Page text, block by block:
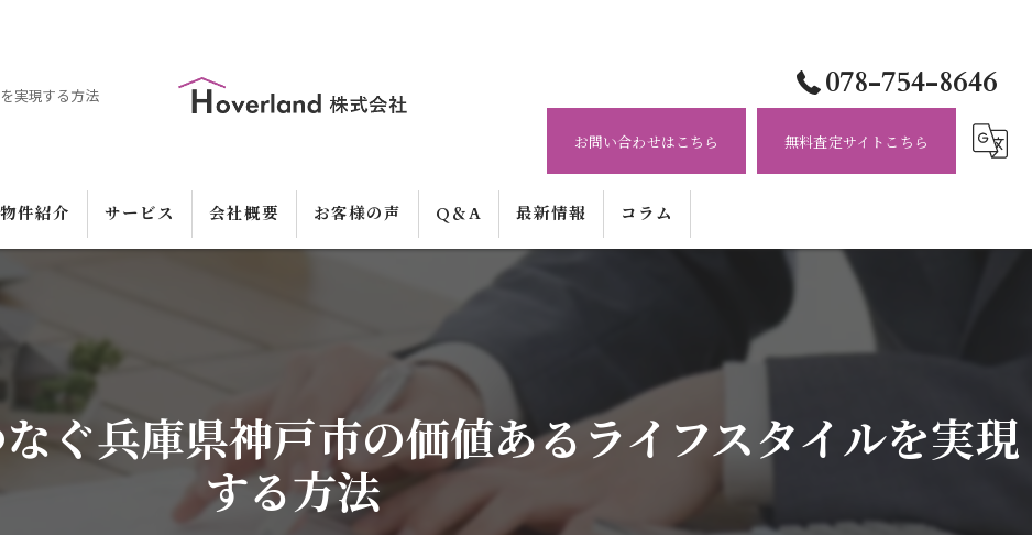
実現する方法 078-754-8646
お問い合わせはこちら 無料査定サイトこちら
物件紹介 サービス 会社概要 お客様の声 Q＆A 最新情報 コラム
ぐ兵庫県神戸市の価値あるライフスタイルを実現
する方法